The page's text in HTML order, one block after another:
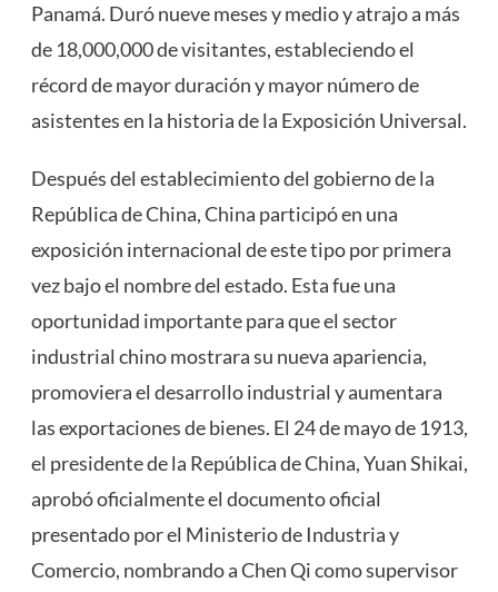
Panamá. Duró nueve meses y medio y atrajo a más
de 18,000,000 de visitantes, estableciendo el
récord de mayor duración y mayor número de
asistentes en la historia de la Exposición Universal.
Después del establecimiento del gobierno de la
República de China, China participó en una
exposición internacional de este tipo por primera
vez bajo el nombre del estado. Esta fue una
oportunidad importante para que el sector
industrial chino mostrara su nueva apariencia,
promoviera el desarrollo industrial y aumentara
las exportaciones de bienes. El 24 de mayo de 1913,
el presidente de la República de China, Yuan Shikai,
aprobó oficialmente el documento oficial
presentado por el Ministerio de Industria y
Comercio, nombrando a Chen Qi como supervisor